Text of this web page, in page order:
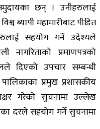
छन् । उनीहरुलाई
ब्यापी महामारीबाट पीडित
सहयोग गर्ने उदेश्यले
नागरिताको प्रमाणपत्रको
दिएको उपचार सम्बन्धी
पालिकाका प्रमुख प्रशासकीय
गरेको सुचनामा उल्लेख
दरले सहयोग गर्ने सुचनामा